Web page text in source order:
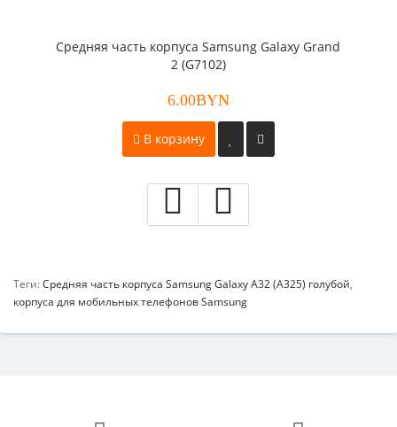
Средняя часть корпуса Samsung Galaxy Grand
2 (G7102)
6.00BYN
В корзину
Теги:Средняя часть корпуса Samsung Galaxy A32 (A325) голубой,
корпуса для мобильных телефонов Samsung